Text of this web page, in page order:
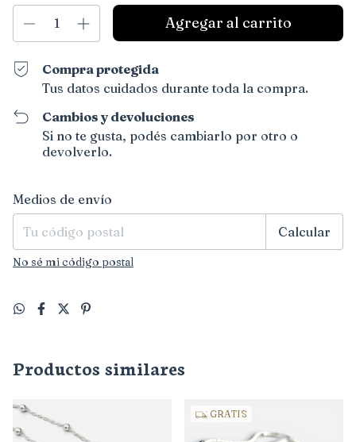
Compra protegida
Tus datos cuidados durante toda la compra.
Cambios y devoluciones
Si no te gusta, podés cambiarlo por otro o
devolverlo.
Entregas para el CP:
Medios de envío
Calcular
No sé mi código postal
Productos similares
GRATIS